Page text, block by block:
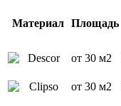
Материал Площадь
от 30 м2
от 30 м2